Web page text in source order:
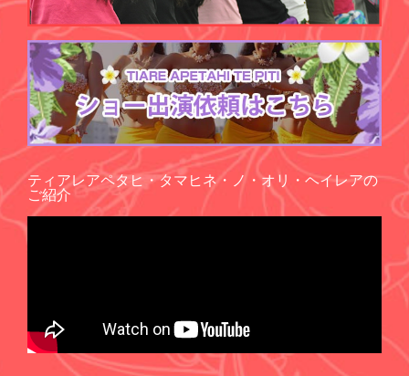
ティアレアペタヒ・タマヒネ・ノ・オリ・ヘイレアの
ご紹介